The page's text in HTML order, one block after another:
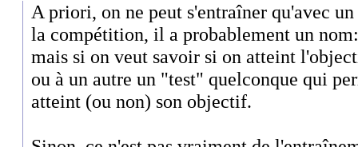
A priori, on ne peut s'entraîner qu'avec
la compétition, il a probablement un
mais si on veut savoir si on atteint
ou à un autre un "test" quelconque qui
atteint (ou non) son objectif.